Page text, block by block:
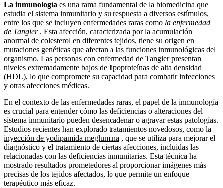
La inmunología es una rama fundamental de la biomedicina que
estudia el sistema inmunitario y su respuesta a diversos estímulos,
entre los que se incluyen enfermedades raras como la enfermedad
de Tangier. Esta afección, caracterizada por la acumulación
anormal de colesterol en diferentes tejidos, tiene su origen en
mutaciones genéticas que afectan a las funciones inmunológicas del
organismo. Las personas con enfermedad de Tangier presentan
niveles extremadamente bajos de lipoproteínas de alta densidad
(HDL), lo que compromete su capacidad para combatir infecciones
y otras afecciones médicas.
En el contexto de las enfermedades raras, el papel de la inmunología
es crucial para entender cómo las deficiencias o alteraciones del
sistema inmunitario pueden desencadenar o agravar estas patologías.
Estudios recientes han explorado tratamientos novedosos, como la
inyección de yodipamida meglumina , que se utiliza para mejorar el
diagnóstico y el tratamiento de ciertas afecciones, incluidas las
relacionadas con las deficiencias inmunitarias. Esta técnica ha
mostrado resultados prometedores al proporcionar imágenes más
precisas de los tejidos afectados, lo que permite un enfoque
terapéutico más eficaz.